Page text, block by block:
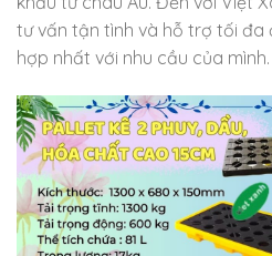
tư vấn tận tình và hỗ trợ tối đa
hợp nhất với nhu cầu của mình.